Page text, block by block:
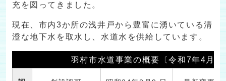
充を図ってきました。
現在、市内3か所の浅井戸から豊富に湧いている清
澄な地下水を取水し、水道水を供給しています。
羽村市水道事業の概要〔令和7年4月1